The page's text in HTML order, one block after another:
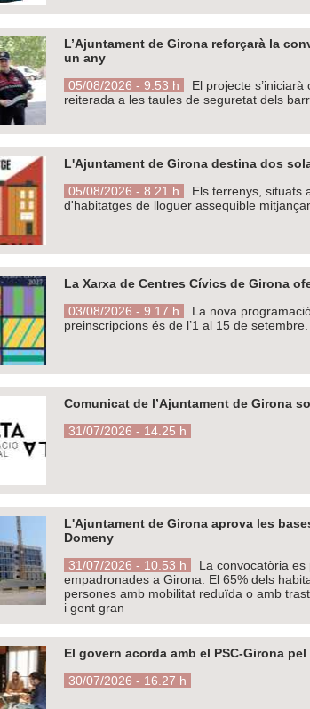
L’Ajuntament de Girona reforçarà la
un any
05/08/2026 - 9.53 h
El projecte
reiterada a les taules de seguretat dels
L'Ajuntament de Girona destina dos
05/08/2026 - 8.21 h
Els terrenys, situats
d'habitatges de lloguer assequible
La Xarxa de Centres Cívics de Girona
03/08/2026 - 9.17 h
La nova
preinscripcions és de l’1 al 15 de setembre.
Comunicat de l’Ajuntament de Girona
31/07/2026 - 14.25 h
L'Ajuntament de Girona aprova les
Domeny
31/07/2026 - 10.53 h
La convocatòria
empadronades a Girona. El 65% dels
persones amb mobilitat reduïda o amb
i gent gran
El govern acorda amb el PSC-Girona
30/07/2026 - 16.27 h